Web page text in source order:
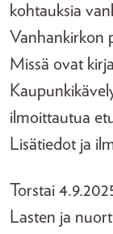
kohtauksia
Vanhankirkon
Missä ovat
ilmoittautua
Lisätiedot ja
Torstai
Lasten ja